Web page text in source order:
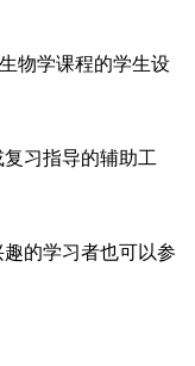
物学课程的学生设
习指导的辅助工
的学习者也可以参